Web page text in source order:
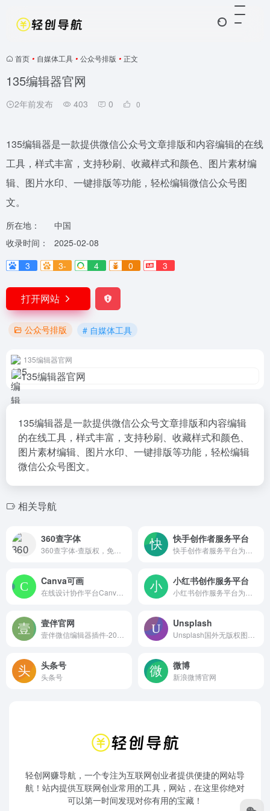
首页 • 自媒体工具 • 公众号排版 • 正文
135编辑器官网
2年前发布 403 0 0
135编辑器是一款提供微信公众号文章排版和内容编辑的在线
工具，样式丰富，支持秒刷、收藏样式和颜色、图片素材编
辑、图片水印、一键排版等功能，轻松编辑微信公众号图
文。
所在地：
中国
收录时间：
2025-02-08
3
3- 4 0 3
打开网站
公众号排版 # 自媒体工具
135编辑器官网
135编辑器是一款提供微信公众号文章排版和内容编辑
的在线工具，样式丰富，支持秒刷、收藏样式和颜色、
图片素材编辑、图片水印、一键排版等功能，轻松编辑
微信公众号图文。
相关导航
360查字体 快手创作者服务平台
Canva可画 小红书创作服务平台
壹伴官网 Unsplash
头条号
头条号
微博
新浪微博官网
轻创网赚导航，一个专注为互联网创业者提供便捷的网站导
航！站内提供互联网创业常用的工具，网站，在这里你绝对
可以第一时间发现对你有用的宝藏！